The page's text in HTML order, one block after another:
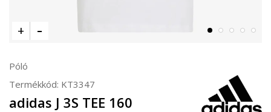
Póló
Termékkód: KT3347
adidas J 3S TEE 160